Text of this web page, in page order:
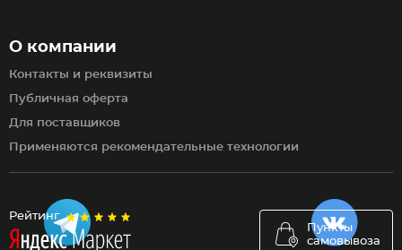
Рейтинг
Пункты
самовывоза
О компании
Контакты и реквизиты
Публичная оферта
Для поставщиков
Применяются рекомендательные технологии